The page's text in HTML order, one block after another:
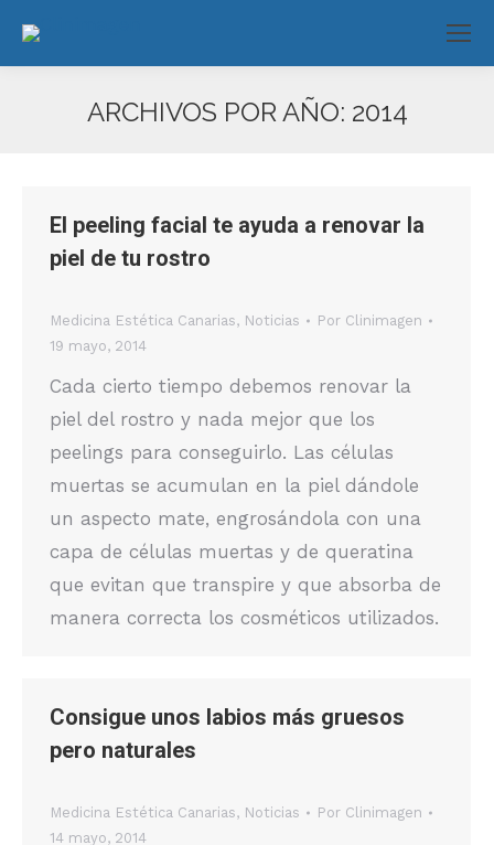
ARCHIVOS POR AÑO: 2014
El peeling facial te ayuda a renovar la
piel de tu rostro
Medicina Estética Canarias, Noticias Por Clinimagen
19 mayo, 2014
Cada cierto tiempo debemos renovar la
piel del rostro y nada mejor que los
peelings para conseguirlo. Las células
muertas se acumulan en la piel dándole
un aspecto mate, engrosándola con una
capa de células muertas y de queratina
que evitan que transpire y que absorba de
manera correcta los cosméticos utilizados.
Consigue unos labios más gruesos
pero naturales
Medicina Estética Canarias, Noticias Por Clinimagen
14 mayo, 2014